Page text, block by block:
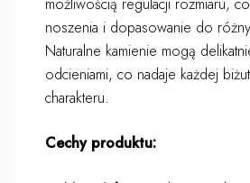
noszenia i dopasowanie do
Naturalne kamienie mogą
odcieniami, co nadaje każdej
charakteru.
Cechy produktu: